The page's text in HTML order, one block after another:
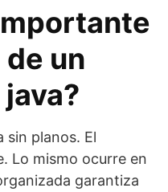
un
sin planos. El
Lo mismo ocurre en
garantiza